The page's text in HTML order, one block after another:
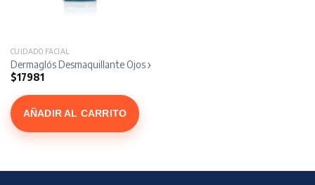
CUIDADO FACIAL
Dermaglós Desmaquillante Ojos x 100 ml
$17981
AÑADIR AL CARRITO